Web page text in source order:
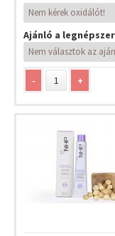
Ajánló a
- +